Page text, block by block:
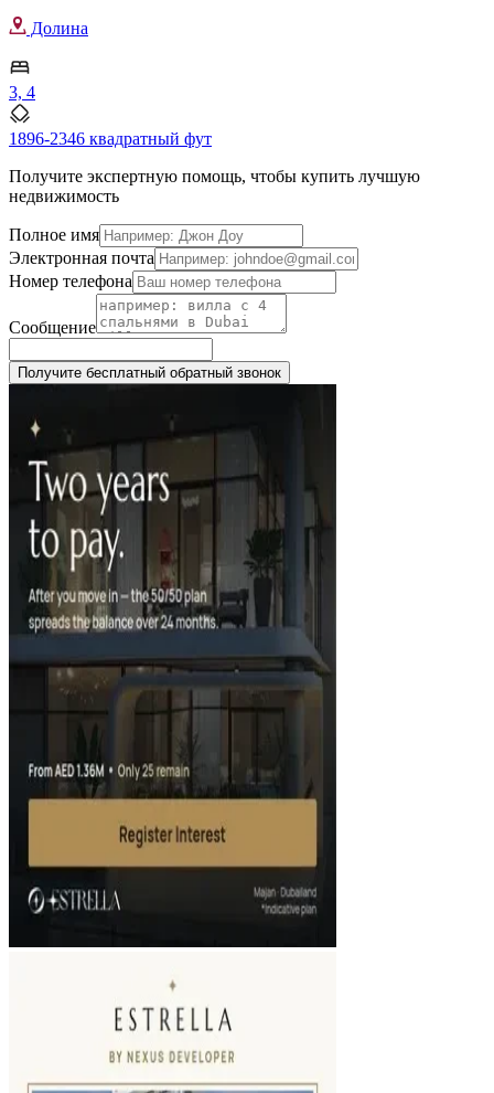
Долина
3, 4
1896-2346 квадратный фут
Получите экспертную помощь, чтобы купить лучшую
недвижимость
Полное имя
Электронная почта
Номер телефона
Сообщение
Получите бесплатный обратный звонок